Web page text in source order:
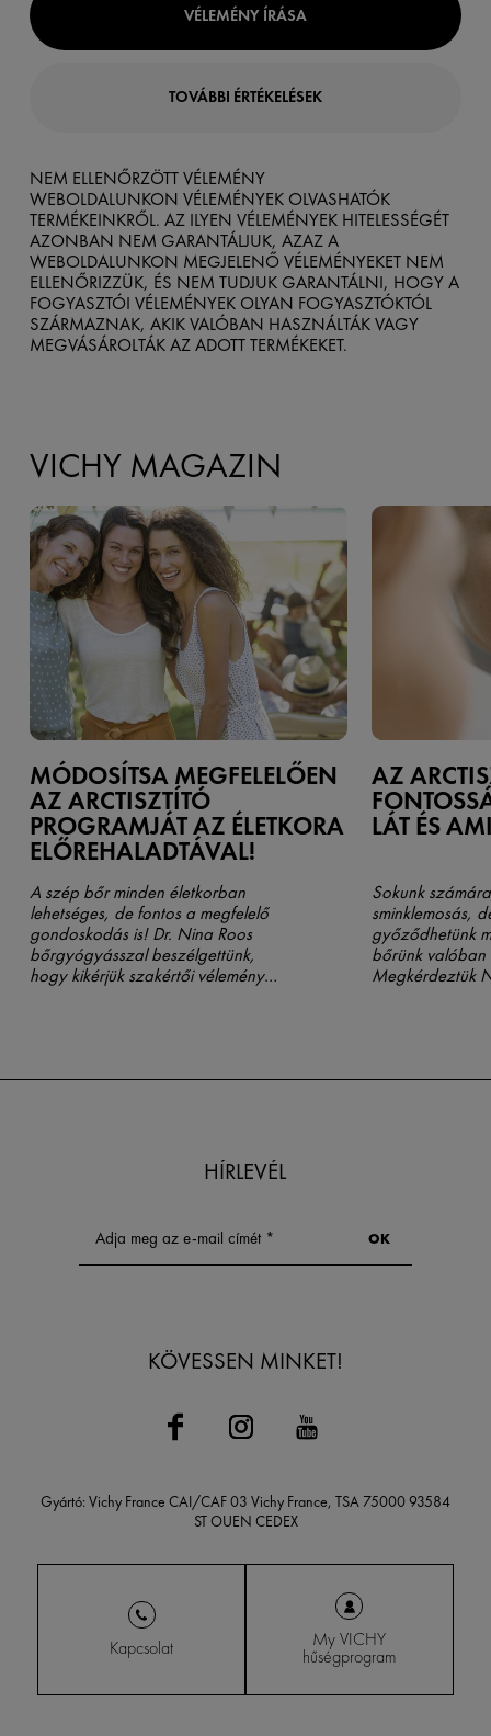
VÉLEMÉNY ÍRÁSA
TOVÁBBI ÉRTÉKELÉSEK
NEM ELLENŐRZÖTT VÉLEMÉNY
WEBOLDALUNKON VÉLEMÉNYEK OLVASHATÓK
TERMÉKEINKRŐL. AZ ILYEN VÉLEMÉNYEK HITELESSÉGÉT
AZONBAN NEM GARANTÁLJUK, AZAZ A
WEBOLDALUNKON MEGJELENŐ VÉLEMÉNYEKET NEM
ELLENŐRIZZÜK, ÉS NEM TUDJUK GARANTÁLNI, HOGY A
FOGYASZTÓI VÉLEMÉNYEK OLYAN FOGYASZTÓKTÓL
SZÁRMAZNAK, AKIK VALÓBAN HASZNÁLTÁK VAGY
MEGVÁSÁROLTÁK AZ ADOTT TERMÉKEKET.
VICHY MAGAZIN
MÓDOSÍTSA MEGFELELŐEN
AZ ARCTISZTÍTÓ
PROGRAMJÁT AZ ÉLETKORA
ELŐREHALADTÁVAL!
A szép bőr minden életkorban
lehetséges, de fontos a megfelelő
gondoskodás is! Dr. Nina Roos
bőrgyógyásszal beszélgettünk,
hogy kikérjük szakértői véleményét
AZ
LÁT ÉS
Sokunk
sminklemosás,
győződhetünk
bőrünk valóban
Megkérdeztük
HÍRLEVÉL
KÖVESSEN MINKET!
Gyártó: Vichy France CAI/CAF 03 Vichy France, TSA 75000 93584
ST OUEN CEDEX
Kapcsolat My VICHY
hűségprogram